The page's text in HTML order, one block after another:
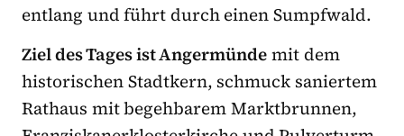
entlang und führt durch einen Sumpfwald.
Ziel des Tages ist Angermündemit dem
historischen Stadtkern, schmuck saniertem
Rathaus mit begehbarem Marktbrunnen,